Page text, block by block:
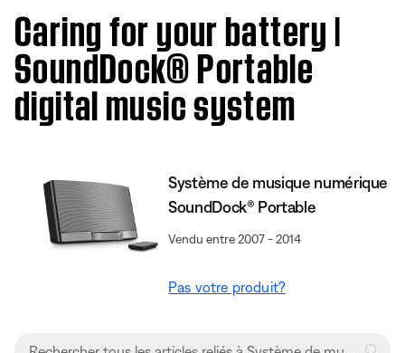
Caring for your battery |
SoundDock® Portable
digital music system
Système de musique numérique
SoundDock® Portable
Vendu entre 2007 - 2014
Pas votre produit?